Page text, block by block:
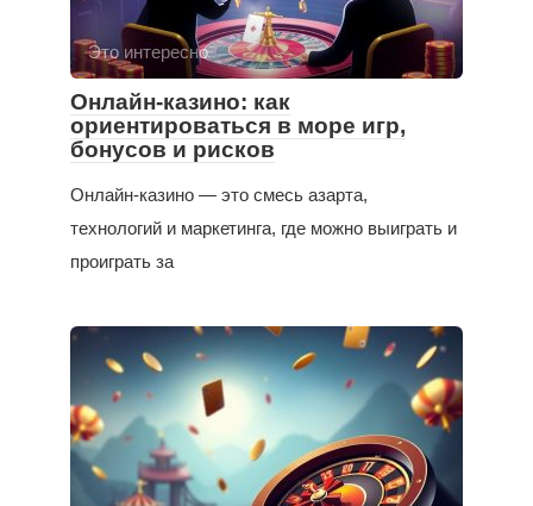
Это интересно
Онлайн-казино: как
ориентироваться в море игр,
бонусов и рисков
Онлайн-казино — это смесь азарта,
технологий и маркетинга, где можно выиграть и
проиграть за